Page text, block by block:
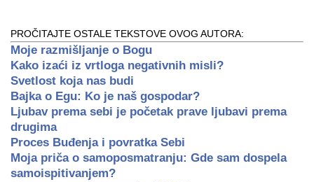
PROČITAJTE OSTALE TEKSTOVE OVOG AUTORA:
Moje razmišljanje o Bogu
Kako izaći iz vrtloga negativnih misli?
Svetlost koja nas budi
Bajka o Egu: Ko je naš gospodar?
Ljubav prema sebi je početak prave ljubavi prema
drugima
Proces Buđenja i povratka Sebi
Moja priča o samoposmatranju: Gde sam dospela
samoispitivanjem?